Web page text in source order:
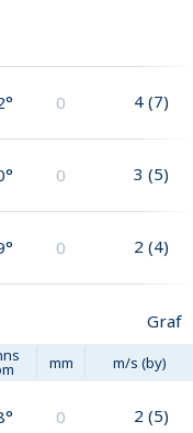
0 4 (7)
0 3 (5)
0 2 (4)
Graf
mm m/s (by)
0 2 (5)